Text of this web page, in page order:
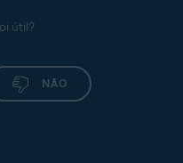
útil?
NÃO